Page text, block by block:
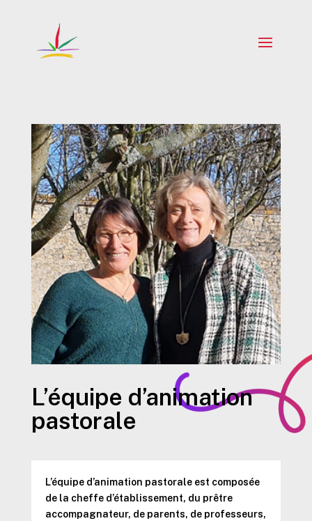
L’équipe d’animation
pastorale
L’équipe d’animation pastorale est composée
de la cheffe d’établissement, du prêtre
accompagnateur, de parents, de professeurs,